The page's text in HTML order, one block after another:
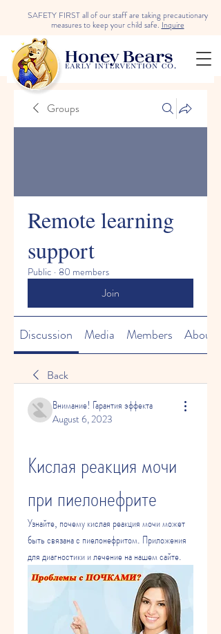
SAFETY FIRST all of our staff are taking precautionary
measures to keep your child safe.Inquire
Groups
Remote learning
support
Public · 80 members
Join
Discussion Media Members About
Back
Внимание! Гарантия эффекта
August 6, 2023
Кислая реакция мочи
при пиелонефрите
Узнайте, почему кислая реакция мочи может
быть связана с пиелонефритом. Приложения
для диагностики и лечение на нашем сайте.